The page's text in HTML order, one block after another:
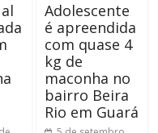
Adolescente
é apreendida
com quase 4
kg de
maconha no
bairro Beira
Rio em Guará